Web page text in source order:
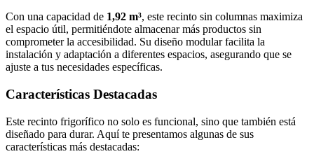
Con una capacidad de 1,92 m³, este recinto sin columnas maximiza
el espacio útil, permitiéndote almacenar más productos sin
comprometer la accesibilidad. Su diseño modular facilita la
instalación y adaptación a diferentes espacios, asegurando que se
ajuste a tus necesidades específicas.
Características Destacadas
Este recinto frigorífico no solo es funcional, sino que también está
diseñado para durar. Aquí te presentamos algunas de sus
características más destacadas: